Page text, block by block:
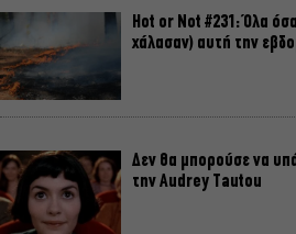
Hot or Not #231: Όλα
χάλασαν) αυτή την
Δεν θα μπορούσε να
την Audrey Tautou